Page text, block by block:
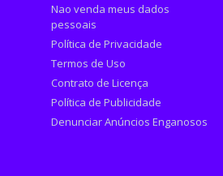
Nao venda meus dados
pessoais
Política de Privacidade
Termos de Uso
Contrato de Licença
Política de Publicidade
Denunciar Anúncios Enganosos